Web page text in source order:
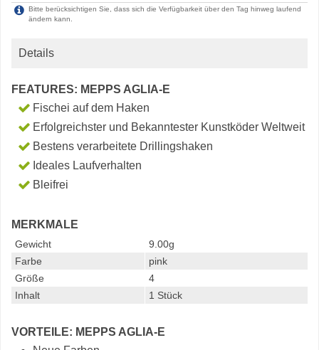
Bitte berücksichtigen Sie, dass sich die Verfügbarkeit über den Tag hinweg laufend
ändern kann.
Details
FEATURES: MEPPS AGLIA-E
Fischei auf dem Haken
Erfolgreichster und Bekanntester Kunstköder Weltweit
Bestens verarbeitete Drillingshaken
Ideales Laufverhalten
Bleifrei
MERKMALE
Gewicht
9.00g
Farbe
pink
Größe
4
Inhalt
1 Stück
VORTEILE: MEPPS AGLIA-E